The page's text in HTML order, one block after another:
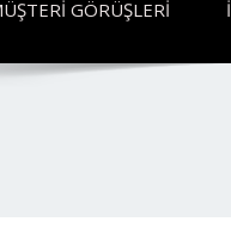
GÖRÜŞLERI